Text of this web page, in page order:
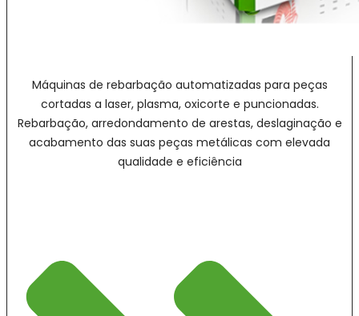
Máquinas de rebarbação automatizadas para peças
cortadas a laser, plasma, oxicorte e puncionadas.
Rebarbação, arredondamento de arestas, deslaginação e
acabamento das suas peças metálicas com elevada
qualidade e eficiência